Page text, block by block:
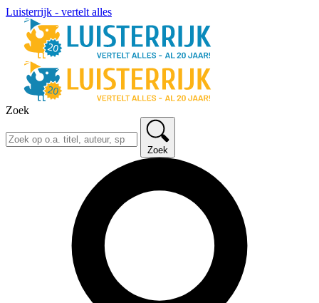
Luisterrijk - vertelt alles
Zoek
Zoek